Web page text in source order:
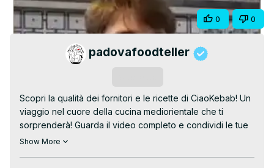
Video
Share 0 0
padovafoodteller
Scopri la qualità dei fornitori e le ricette di CiaoKebab! Un
viaggio nel cuore della cucina mediorientale che ti
sorprenderà! Guarda il video completo e condividi le tue
impressioni nei commenti!
Show More